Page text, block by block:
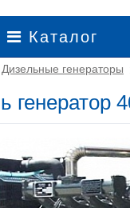
Каталог
Дизельные генераторы
генератор